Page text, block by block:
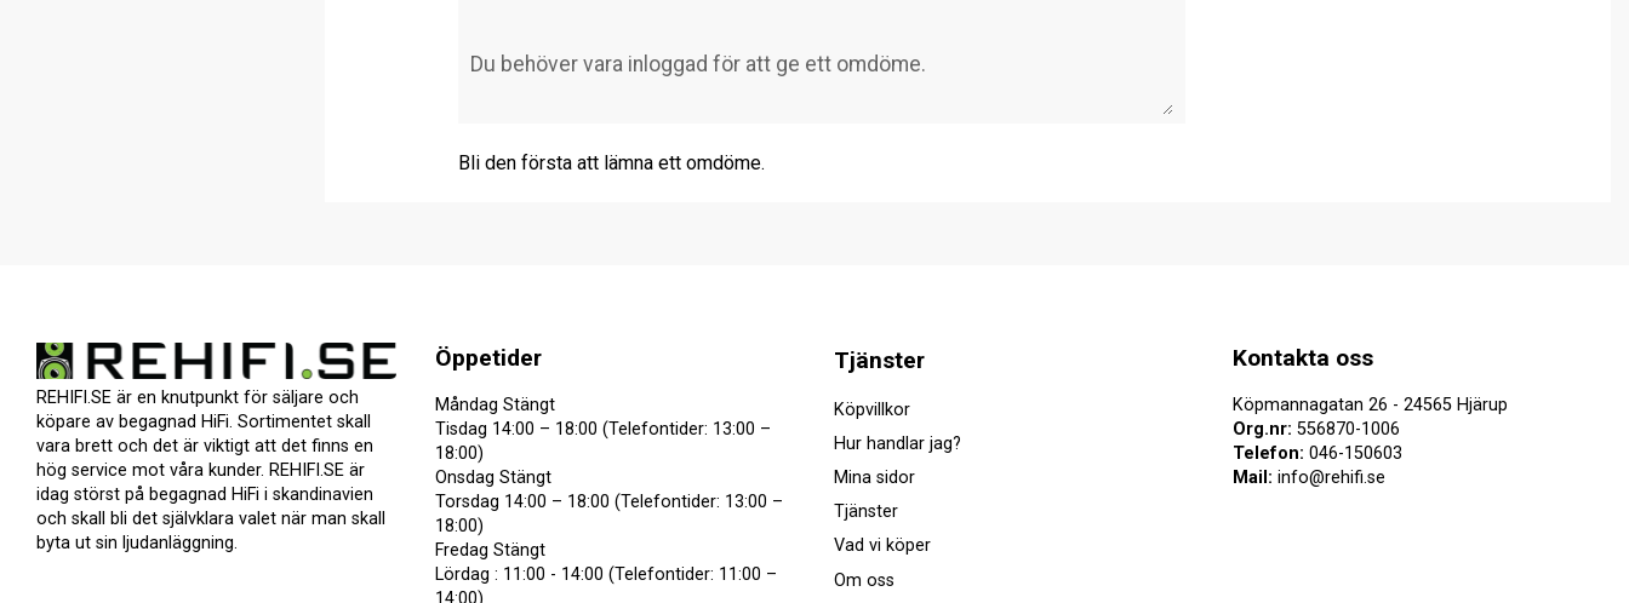
Bli den första att lämna ett omdöme.
REHIFI.SE är en knutpunkt för säljare och
köpare av begagnad HiFi. Sortimentet skall
vara brett och det är viktigt att det finns en
hög service mot våra kunder. REHIFI.SE är
idag störst på begagnad HiFi i skandinavien
och skall bli det självklara valet när man skall
byta ut sin ljudanläggning.
Öppetider
Måndag Stängt
Tisdag 14:00 – 18:00 (Telefontider: 13:00 –
18:00)
Onsdag Stängt
Torsdag 14:00 – 18:00 (Telefontider: 13:00 –
18:00)
Fredag Stängt
Lördag : 11:00 - 14:00 (Telefontider: 11:00 –
14:00)
Kontakta oss
Köpmannagatan 26 - 24565 Hjärup
Org.nr: 556870-1006
Telefon: 046-150603
Mail: info@rehifi.se
Tjänster
Köpvillkor
Hur handlar jag?
Mina sidor
Tjänster
Vad vi köper
Om oss